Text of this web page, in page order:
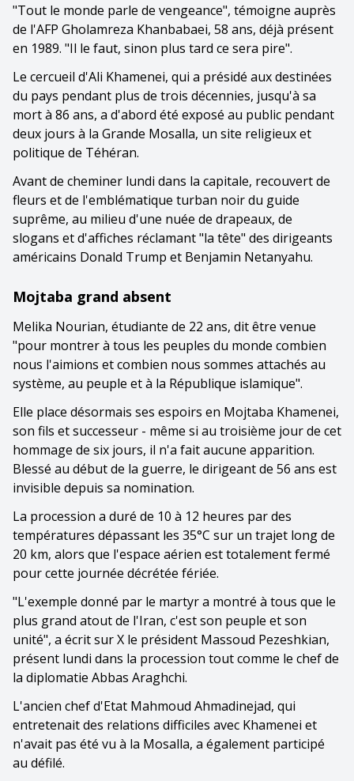
"Tout le monde parle de vengeance", témoigne auprès
de l'AFP Gholamreza Khanbabaei, 58 ans, déjà présent
en 1989. "Il le faut, sinon plus tard ce sera pire".
Le cercueil d'Ali Khamenei, qui a présidé aux destinées
du pays pendant plus de trois décennies, jusqu'à sa
mort à 86 ans, a d'abord été exposé au public pendant
deux jours à la Grande Mosalla, un site religieux et
politique de Téhéran.
Avant de cheminer lundi dans la capitale, recouvert de
fleurs et de l'emblématique turban noir du guide
suprême, au milieu d'une nuée de drapeaux, de
slogans et d'affiches réclamant "la tête" des dirigeants
américains Donald Trump et Benjamin Netanyahu.
Mojtaba grand absent
Melika Nourian, étudiante de 22 ans, dit être venue
"pour montrer à tous les peuples du monde combien
nous l'aimions et combien nous sommes attachés au
système, au peuple et à la République islamique".
Elle place désormais ses espoirs en Mojtaba Khamenei,
son fils et successeur - même si au troisième jour de cet
hommage de six jours, il n'a fait aucune apparition.
Blessé au début de la guerre, le dirigeant de 56 ans est
invisible depuis sa nomination.
La procession a duré de 10 à 12 heures par des
températures dépassant les 35°C sur un trajet long de
20 km, alors que l'espace aérien est totalement fermé
pour cette journée décrétée fériée.
"L'exemple donné par le martyr a montré à tous que le
plus grand atout de l'Iran, c'est son peuple et son
unité", a écrit sur X le président Massoud Pezeshkian,
présent lundi dans la procession tout comme le chef de
la diplomatie Abbas Araghchi.
L'ancien chef d'Etat Mahmoud Ahmadinejad, qui
entretenait des relations difficiles avec Khamenei et
n'avait pas été vu à la Mosalla, a également participé
au défilé.